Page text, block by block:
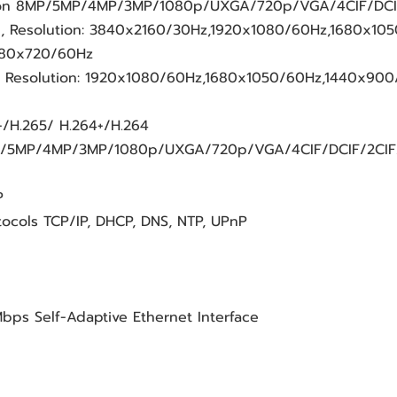
5MP/4MP/3MP/1080p/UXGA/720p/VGA/4CIF/
Resolution: 3840x2160/30Hz,1920x1080/
60Hz
1920x1080/60Hz,1680x1050/
H.264+/H.264
4MP/3MP/1080p/UXGA/720p/VGA/4CIF/DCIF/
TCP/IP, DHCP, DNS, NTP, UPnP
Self-Adaptive Ethernet Interface